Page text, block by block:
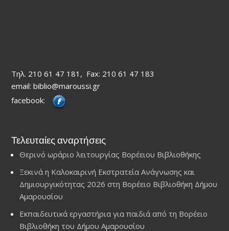
Τηλ. 210 61 47 181, Fax: 210 61 47 183
email: biblio@maroussi.gr
facebook:
Τελευταίες αναρτήσεις
Θερινό ωράριο λειτουργίας Βορέειου Βιβλιοθήκης
Ξεκινά η Καλοκαιρινή Εκστρατεία Ανάγνωσης και
Δημιουργικότητας 2026 στη Βορέειο Βιβλιοθήκη Δήμου
Αμαρουσίου
Εκπαιδευτικά εργαστήρια για παιδιά από τη Βορέειο
Βιβλιοθήκη του Δήμου Αμαρουσίου